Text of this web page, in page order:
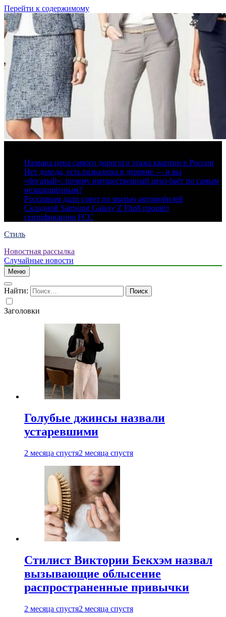
Перейти к содержимому
Названа цена самого дорогого этажа квартир в России
Нет дохода, есть развалюха в деревне — и вы
«богатый»: почему имущественный ценз бьёт по самым
незащищённым?
Россиянам дали совет по мытью автомобилей
Складной Samsung Galaxy Z Flip8 прошёл
сертификацию FCC
Стиль
Новостная рассылка
Случайные новости
Меню
Найти:
Заголовки
Голубые джинсы назвали
устаревшими
2 месяца спустя2 месяца спустя
Стилист Виктории Бекхэм назвал
вызывающие облысение
распространенные привычки
2 месяца спустя2 месяца спустя